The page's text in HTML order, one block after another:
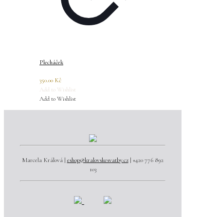
Plecháček
350.00 Kč
Add to Wishlist
Add to Wishlist
Marcela Králová | eshop@kralovskesvatby.cz| +420 776 892
103